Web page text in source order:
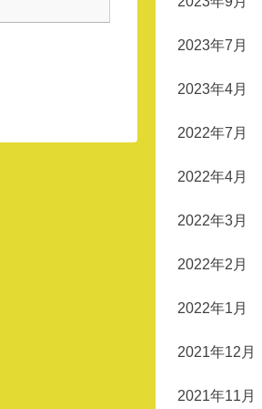
2023年7月
2023年4月
2022年7月
2022年4月
2022年3月
2022年2月
2022年1月
2021年12月
2021年11月